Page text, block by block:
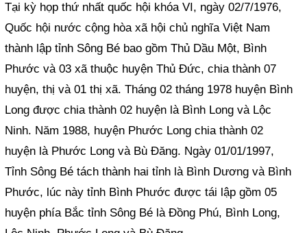
Tại kỳ họp thứ nhất quốc hội khóa VI, ngày 02/7/1976,
Quốc hội nước cộng hòa xã hội chủ nghĩa Việt Nam
thành lập tỉnh Sông Bé bao gồm Thủ Dầu Một, Bình
Phước và 03 xã thuộc huyện Thủ Đức, chia thành 07
huyện, thị và 01 thị xã. Tháng 02 tháng 1978 huyện Bình
Long được chia thành 02 huyện là Bình Long và Lộc
Ninh. Năm 1988, huyện Phước Long chia thành 02
huyện là Phước Long và Bù Đăng. Ngày 01/01/1997,
Tỉnh Sông Bé tách thành hai tỉnh là Bình Dương và Bình
Phước, lúc này tỉnh Bình Phước được tái lập gồm 05
huyện phía Bắc tỉnh Sông Bé là Đồng Phú, Bình Long,